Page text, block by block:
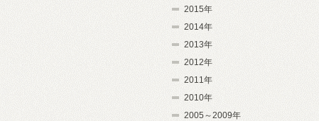
2015年
2014年
2013年
2012年
2011年
2010年
2005～2009年